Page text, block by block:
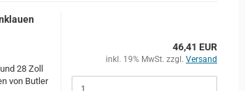
28 Zoll
von But­ler
46,41 EUR
inkl. 19% MwSt. zzgl. Versand